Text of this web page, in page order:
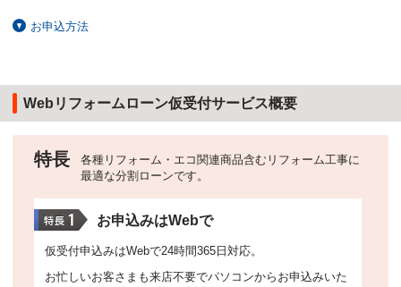
お申込方法
Webリフォームローン仮受付サービス概要
特長
各種リフォーム・エコ関連商品含むリフォーム工事に
最適な分割ローンです。
お申込みはWebで
仮受付申込みはWebで24時間365日対応。
お忙しいお客さまも来店不要でパソコンからお申込みいた